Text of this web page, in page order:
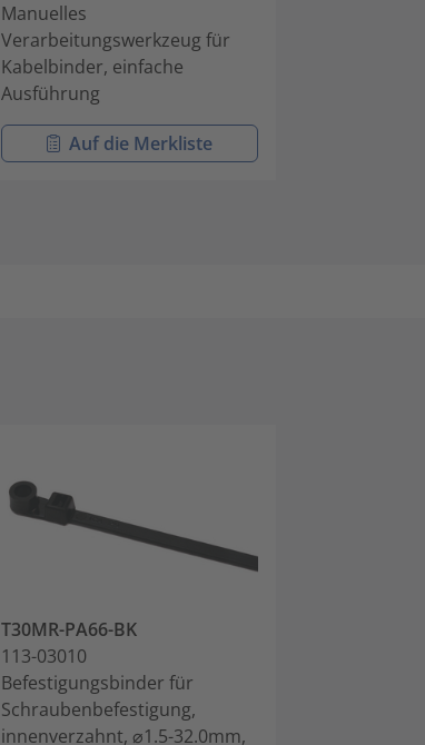
Manuelles
Verarbeitungswerkzeug für
Kabelbinder, einfache
Ausführung
Auf die Merkliste
T30MR-PA66-BK
113-03010
Befestigungsbinder für
Schraubenbefestigung,
innenverzahnt, ⌀1.5-32.0mm,